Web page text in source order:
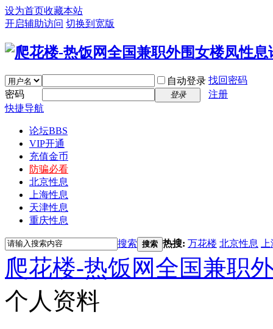
设为首页收藏本站
开启辅助访问 切换到宽版
自动登录 找回密码
密码
登录
注册
快捷导航
论坛BBS
VIP开通
充值金币
防骗必看
北京性息
上海性息
天津性息
重庆性息
搜索 搜索 热搜: 万花楼 北京性息
爬花楼-热饭网全国兼职
个人资料